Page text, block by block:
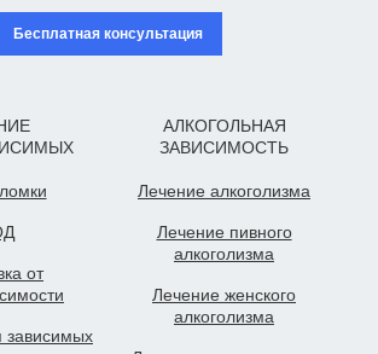
Бесплатная консультация
от
зависимых
АЛКОГОЛЬНАЯ
ЗАВИСИМОСТЬ
Лечение алкоголизма
Лечение пивного
алкоголизма
Лечение женского
алкоголизма